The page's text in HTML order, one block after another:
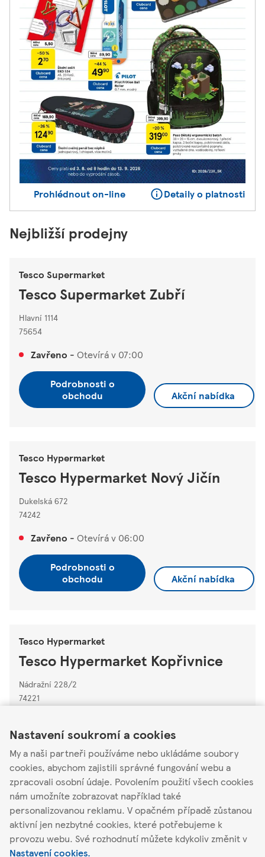
Nastavení soukromí a cookies
My a naši partneři používáme nebo ukládáme soubory
cookies, abychom zajistili správné fungování webu a
zpracovali osobní údaje. Povolením použití všech cookies
nám umožníte zobrazovat například také
personalizovanou reklamu. V opačném případě zůstanou
aktivní jen nezbytné cookies, které potřebujeme k
provozu webu. Své rozhodnutí můžete kdykoliv změnit v
Nastavení cookies.
Prohlédnout on-line Detaily o platnosti
Nejbližší prodejny
Tesco Supermarket
Tesco Supermarket Zubří
Hlavní 1114
75654
Zavřeno - Otevírá v 07:00
Podrobnosti o
obchodu
Akční nabídka
Tesco Hypermarket
Tesco Hypermarket Nový Jičín
Dukelská 672
74242
Zavřeno - Otevírá v 06:00
Podrobnosti o
obchodu
Akční nabídka
Tesco Hypermarket
Tesco Hypermarket Kopřivnice
Nádražní 228/2
74221
Podrobnosti o
obchodu
Akční nabídka
Najít jiný obchod